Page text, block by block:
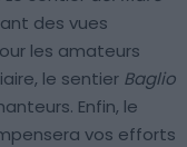
des vues
les amateurs
le sentier Baglio
Enfin, le
vos efforts